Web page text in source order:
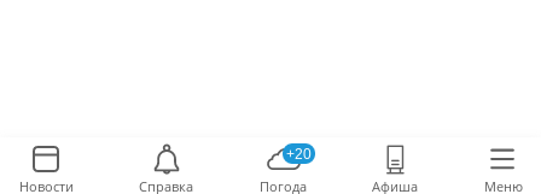
Новости Справка
+20
Погода Афиша Меню